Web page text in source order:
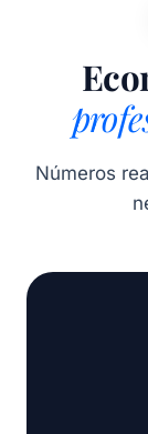
Números